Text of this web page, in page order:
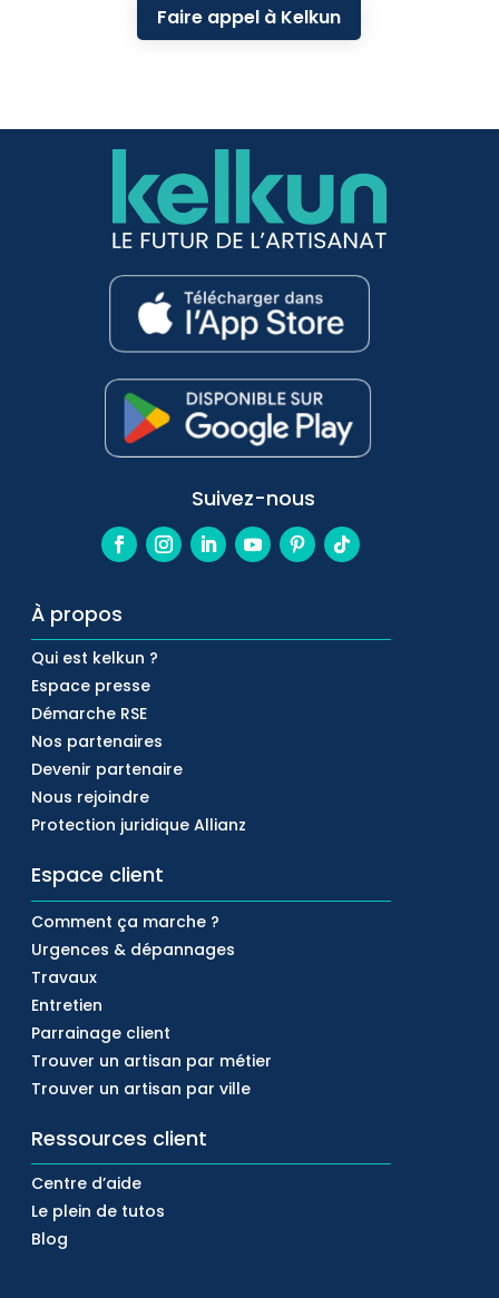
Faire appel à Kelkun
Suivez-nous
À propos
Qui est kelkun ?
Espace presse
Démarche RSE
Nos partenaires
Devenir partenaire
Nous rejoindre
Protection juridique Allianz
Espace client
Comment ça marche ?
Urgences & dépannages
Travaux
Entretien
Parrainage client
Trouver un artisan par métier
Trouver un artisan par ville
Ressources client
Centre d’aide
Le plein de tutos
Blog